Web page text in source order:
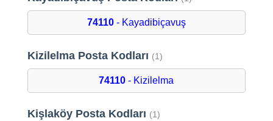
74110- Kayadibiçavuş
Kizilelma Posta Kodları (1)
74110 - Kizilelma
Kişlaköy Posta Kodları (1)